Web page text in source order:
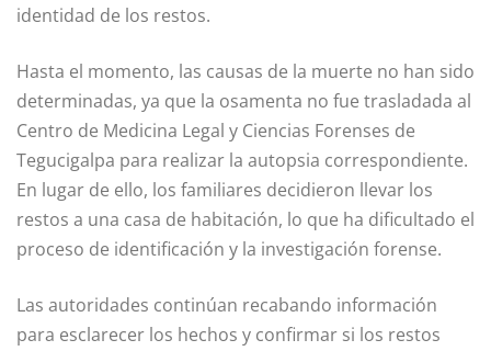
identidad de los restos.
Hasta el momento, las causas de la muerte no han sido
determinadas, ya que la osamenta no fue trasladada al
Centro de Medicina Legal y Ciencias Forenses de
Tegucigalpa para realizar la autopsia correspondiente.
En lugar de ello, los familiares decidieron llevar los
restos a una casa de habitación, lo que ha dificultado el
proceso de identificación y la investigación forense.
Las autoridades continúan recabando información
para esclarecer los hechos y confirmar si los restos